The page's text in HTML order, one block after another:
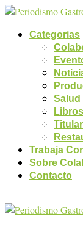
Categorias
Salud
Libros
Trabaja
Sobre
Contacto